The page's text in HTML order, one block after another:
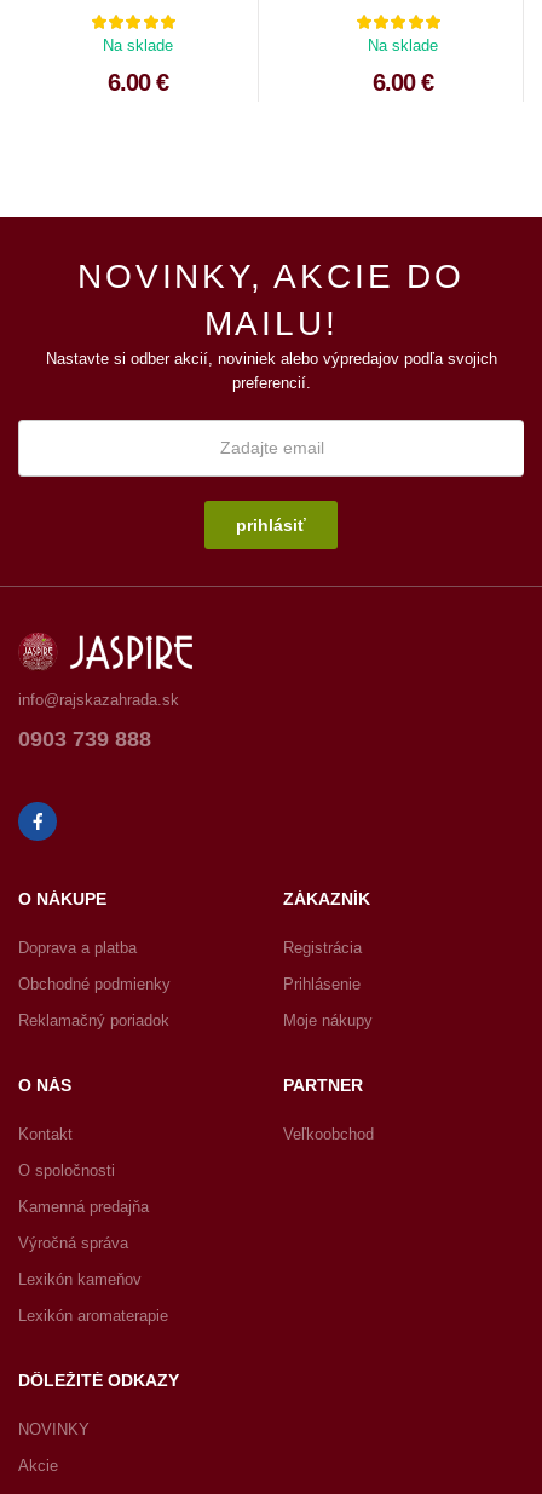
Na sklade
6.00 €
Na sklade
6.00 €
NOVINKY, AKCIE DO
MAILU!
Nastavte si odber akcií, noviniek alebo výpredajov podľa svojich
preferencií.
prihlásiť
info@rajskazahrada.sk
0903 739 888
O NÁKUPE
Doprava a platba
Obchodné podmienky
Reklamačný poriadok
ZÁKAZNÍK
Registrácia
Prihlásenie
Moje nákupy
O NÁS
Kontakt
O spoločnosti
Kamenná predajňa
Výročná správa
Lexikón kameňov
Lexikón aromaterapie
PARTNER
Veľkoobchod
DÔLEŽITÉ ODKAZY
NOVINKY
Akcie